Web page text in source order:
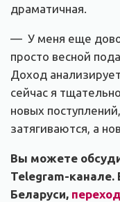
драматичная.
— У меня еще
просто весной
Доход
сейчас я
новых
затягиваются, а
Вы можете
Telegram-канале.
Беларуси,